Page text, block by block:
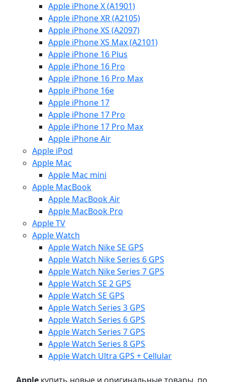
Apple iPhone X (A1901)
Apple iPhone XR (A2105)
Apple iPhone XS (A2097)
Apple iPhone XS Max (A2101)
Apple iPhone 16 Plus
Apple iPhone 16 Pro
Apple iPhone 16 Pro Max
Apple iPhone 16e
Apple iPhone 17
Apple iPhone 17 Pro
Apple iPhone 17 Pro Max
Apple iPhone Air
Apple iPod
Apple Mac
Apple Mac mini
Apple MacBook
Apple MacBook Air
Apple MacBook Pro
Apple TV
Apple Watch
Apple Watch Nike SE GPS
Apple Watch Nike Series 6 GPS
Apple Watch Nike Series 7 GPS
Apple Watch SE 2 GPS
Apple Watch SE GPS
Apple Watch Series 3 GPS
Apple Watch Series 6 GPS
Apple Watch Series 7 GPS
Apple Watch Series 8 GPS
Apple Watch Ultra GPS + Cellular